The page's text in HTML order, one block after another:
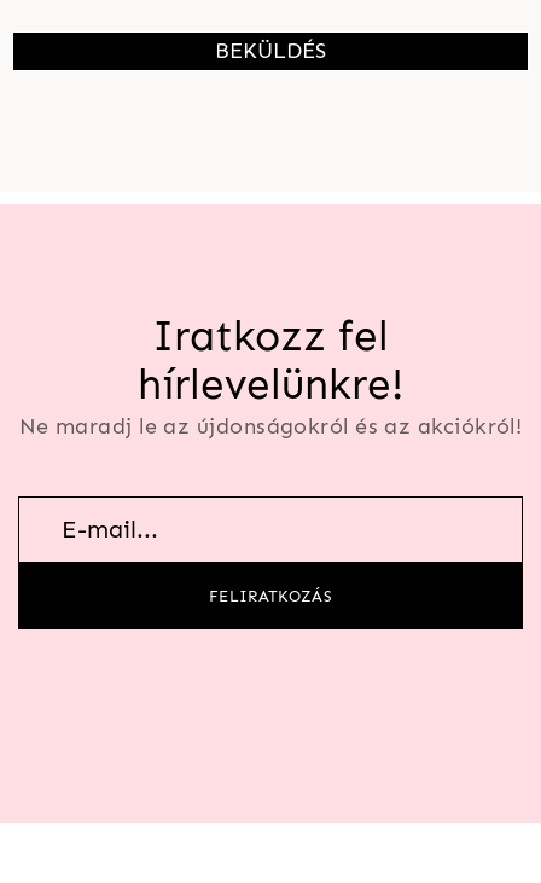
BEKÜLDÉS
Iratkozz fel
hírlevelünkre!
Ne maradj le az újdonságokról és az akciókról!
feliratkozás
FELIRATKOZÁS